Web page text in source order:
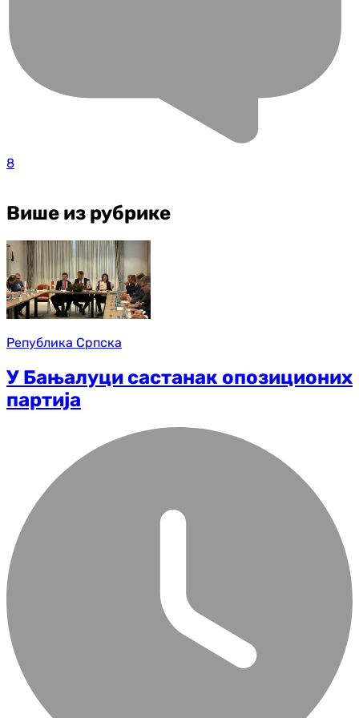
8
Више из рубрике
Република Српска
У Бањалуци састанак опозиционих
партија